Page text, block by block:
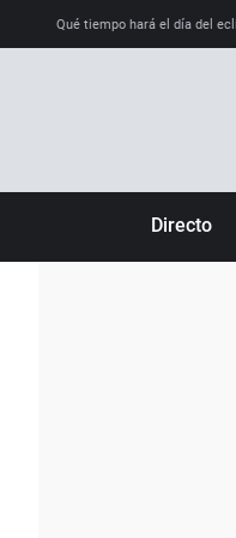
Qué tiempo hará el día del
Directo